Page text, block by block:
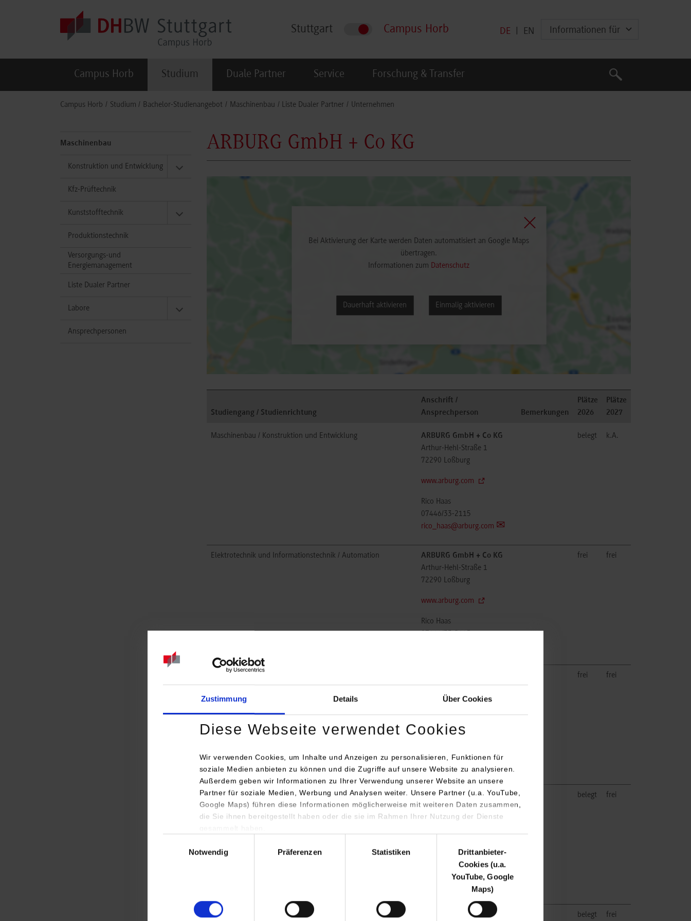
Zustimmung Details Über Cookies
Diese Webseite verwendet Cookies
Wir verwenden Cookies, um Inhalte und Anzeigen zu personalisieren, Funktionen für
soziale Medien anbieten zu können und die Zugriffe auf unsere Website zu analysieren.
Außerdem geben wir Informationen zu Ihrer Verwendung unserer Website an unsere
Partner für soziale Medien, Werbung und Analysen weiter. Unsere Partner (u.a. YouTube,
Google Maps) führen diese Informationen möglicherweise mit weiteren Daten zusammen,
die Sie ihnen bereitgestellt haben oder die sie im Rahmen Ihrer Nutzung der Dienste
Notwendig
Präferenzen Statistiken
Drittanbieter-
Cookies (u.a.
YouTube, Google
Maps)
Stuttgart Campus Horb DE EN Informationen für
Campus Horb Studium Duale Partner Service Forschung & Transfer
Suche
Suche
Campus Horb Studium Bachelor-Studienangebot Maschinenbau Liste Dualer Partner Unternehmen
Maschinenbau
Konstruktion und Entwicklung
Kfz-Prüftechnik
Kunststofftechnik
Produktionstechnik
Versorgungs-und
Energiemanagement
Liste Dualer Partner
Labore
Ansprechpersonen
ARBURG GmbH + Co KG
Bei Aktivierung der Karte werden Daten automatisiert an Google Maps
übertragen.
Informationen zum Datenschutz
Dauerhaft aktivieren Einmalig aktivieren
Studiengang / Studienrichtung
Anschrift /
Ansprechperson
Bemerkungen
Plätze
2026
Plätze
2027
Maschinenbau / Konstruktion und Entwicklung
ARBURG GmbH + Co KG
Arthur-Hehl-Straße 1
72290 Loßburg
www.arburg.com
Rico Haas
07446/33-2115
rico_haas@arburg.com
belegt k.A.
Elektrotechnik und Informationstechnik / Automation
ARBURG GmbH + Co KG
Arthur-Hehl-Straße 1
72290 Loßburg
www.arburg.com
Rico Haas
07446/33-2115
frei frei
Informatik
Arthur-Hehl-Straße 1
Loßburg
07446/33-2115
rico_haas@arburg.com
frei frei
Maschinenbau / Kunststofftechnik
ARBURG GmbH + Co KG
Arthur-Hehl-Straße 1
72290 Loßburg
07446/33-2115
rico_haas@arburg.com
belegt frei
Maschinenbau / Produktionstechnik
ARBURG GmbH + Co KG
belegt frei